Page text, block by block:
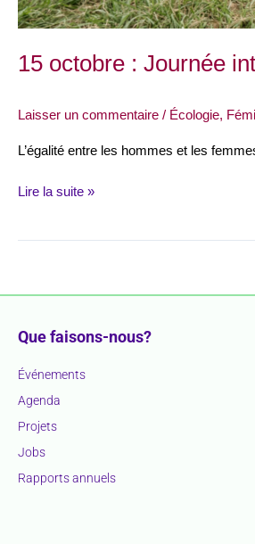
15 octobre : Journée
Laisser un commentaire / Écologie,
L’égalité entre les hommes et les
Lire la suite »
Que faisons-nous?
Événements
Agenda
Projets
Jobs
Rapports annuels